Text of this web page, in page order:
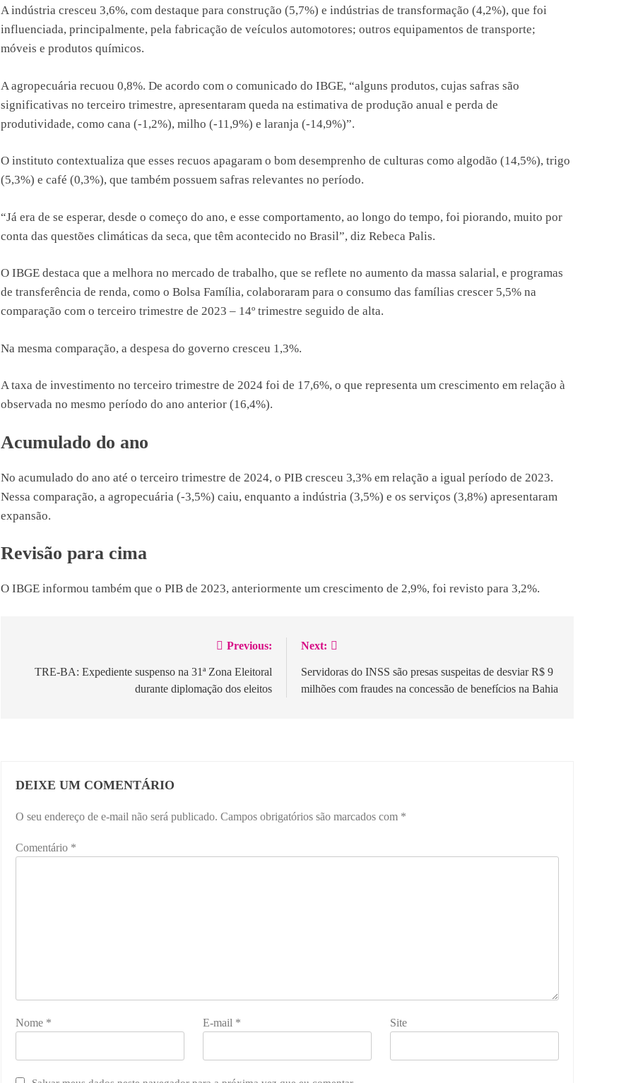
A indústria cresceu 3,6%, com destaque para construção (5,7%) e indústrias de transformação (4,2%), que foi
influenciada, principalmente, pela fabricação de veículos automotores; outros equipamentos de transporte;
móveis e produtos químicos.
A agropecuária recuou 0,8%. De acordo com o comunicado do IBGE, “alguns produtos, cujas safras são
significativas no terceiro trimestre, apresentaram queda na estimativa de produção anual e perda de
produtividade, como cana (-1,2%), milho (-11,9%) e laranja (-14,9%)”.
O instituto contextualiza que esses recuos apagaram o bom desemprenho de culturas como algodão (14,5%), trigo
(5,3%) e café (0,3%), que também possuem safras relevantes no período.
“Já era de se esperar, desde o começo do ano, e esse comportamento, ao longo do tempo, foi piorando, muito por
conta das questões climáticas da seca, que têm acontecido no Brasil”, diz Rebeca Palis.
O IBGE destaca que a melhora no mercado de trabalho, que se reflete no aumento da massa salarial, e programas
de transferência de renda, como o Bolsa Família, colaboraram para o consumo das famílias crescer 5,5% na
comparação com o terceiro trimestre de 2023 – 14º trimestre seguido de alta.
Na mesma comparação, a despesa do governo cresceu 1,3%.
A taxa de investimento no terceiro trimestre de 2024 foi de 17,6%, o que representa um crescimento em relação à
observada no mesmo período do ano anterior (16,4%).
Acumulado do ano
No acumulado do ano até o terceiro trimestre de 2024, o PIB cresceu 3,3% em relação a igual período de 2023.
Nessa comparação, a agropecuária (-3,5%) caiu, enquanto a indústria (3,5%) e os serviços (3,8%) apresentaram
expansão.
Revisão para cima
O IBGE informou também que o PIB de 2023, anteriormente um crescimento de 2,9%, foi revisto para 3,2%.
Previous:
TRE-BA: Expediente suspenso na 31ª Zona Eleitoral
durante diplomação dos eleitos
Next:
Servidoras do INSS são presas suspeitas de desviar R$ 9
milhões com fraudes na concessão de benefícios na Bahia
DEIXE UM COMENTÁRIO
O seu endereço de e-mail não será publicado. Campos obrigatórios são marcados com *
Comentário *
Nome * E-mail * Site